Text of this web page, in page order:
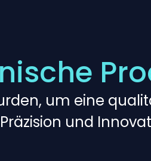
um eine
und